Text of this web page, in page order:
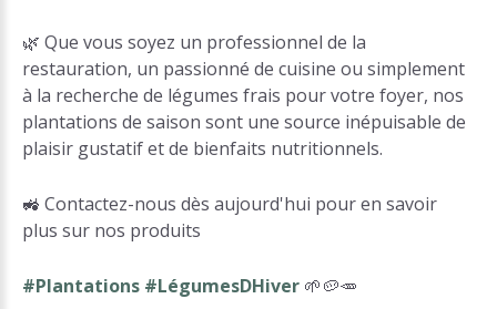
🌿 Que vous soyez un professionnel de la
restauration, un passionné de cuisine ou simplement
à la recherche de légumes frais pour votre foyer, nos
plantations de saison sont une source inépuisable de
plaisir gustatif et de bienfaits nutritionnels.
🚜 Contactez-nous dès aujourd'hui pour en savoir
plus sur nos produits
#Plantations #LégumesDHiver 🌱🥔🥕